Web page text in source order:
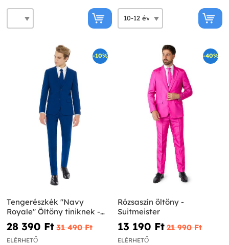
-10%
Tengerészkék "Navy
Royale" Öltöny tiniknek -
Opposuits
28 390 Ft‎ 31 490 Ft‎
ELÉRHETŐ
-40%
Rózsaszín öltöny -
Suitmeister
13 190 Ft‎ 21 990 Ft‎
ELÉRHETŐ